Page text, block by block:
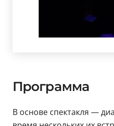
Программа
В основе спектакля —